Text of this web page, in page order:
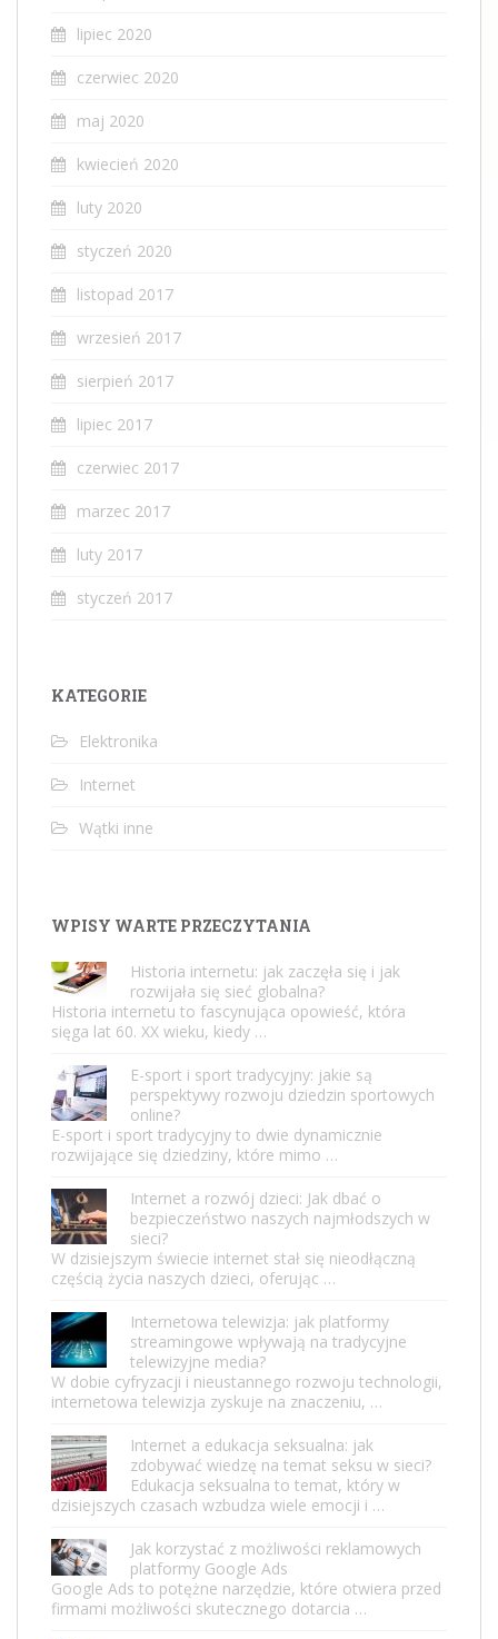
lipiec 2020
czerwiec 2020
maj 2020
kwiecień 2020
luty 2020
styczeń 2020
listopad 2017
wrzesień 2017
sierpień 2017
lipiec 2017
czerwiec 2017
marzec 2017
luty 2017
styczeń 2017
KATEGORIE
Elektronika
Internet
Wątki inne
WPISY WARTE PRZECZYTANIA
Historia internetu: jak zaczęła się i jak
rozwijała się sieć globalna?
Historia internetu to fascynująca opowieść, która
sięga lat 60. XX wieku, kiedy …
E-sport i sport tradycyjny: jakie są
perspektywy rozwoju dziedzin sportowych
online?
E-sport i sport tradycyjny to dwie dynamicznie
rozwijające się dziedziny, które mimo …
Internet a rozwój dzieci: Jak dbać o
bezpieczeństwo naszych najmłodszych w
sieci?
W dzisiejszym świecie internet stał się nieodłączną
częścią życia naszych dzieci, oferując …
Internetowa telewizja: jak platformy
streamingowe wpływają na tradycyjne
telewizyjne media?
W dobie cyfryzacji i nieustannego rozwoju technologii,
internetowa telewizja zyskuje na znaczeniu, …
Internet a edukacja seksualna: jak
zdobywać wiedzę na temat seksu w sieci?
Edukacja seksualna to temat, który w
dzisiejszych czasach wzbudza wiele emocji i …
Jak korzystać z możliwości reklamowych
platformy Google Ads
Google Ads to potężne narzędzie, które otwiera przed
firmami możliwości skutecznego dotarcia …